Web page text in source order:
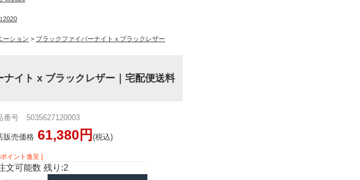
2020
ーション > ブラックファイバーナイトｘブラックレザー
イト x ブラックレザー｜宅配便送料
番号 5035627120003
販売価格 61,380円(税込)
イント進呈 ]
文可能数 残り:2